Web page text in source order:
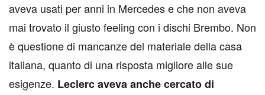
aveva usati per anni in Mercedes e che non aveva
mai trovato il giusto feeling con i dischi Brembo. Non
è questione di mancanze del materiale della casa
italiana, quanto di una risposta migliore alle sue
esigenze. Leclerc aveva anche cercato di